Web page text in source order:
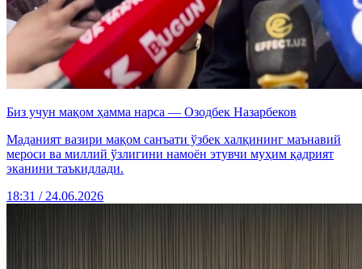
Биз учун мақом ҳамма нарса — Озодбек Назарбеков
Маданият вазири мақом санъати ўзбек халқининг маънавий
мероси ва миллий ўзлигини намоён этувчи муҳим қадрият
эканини таъкидлади.
18:31 / 24.06.2026